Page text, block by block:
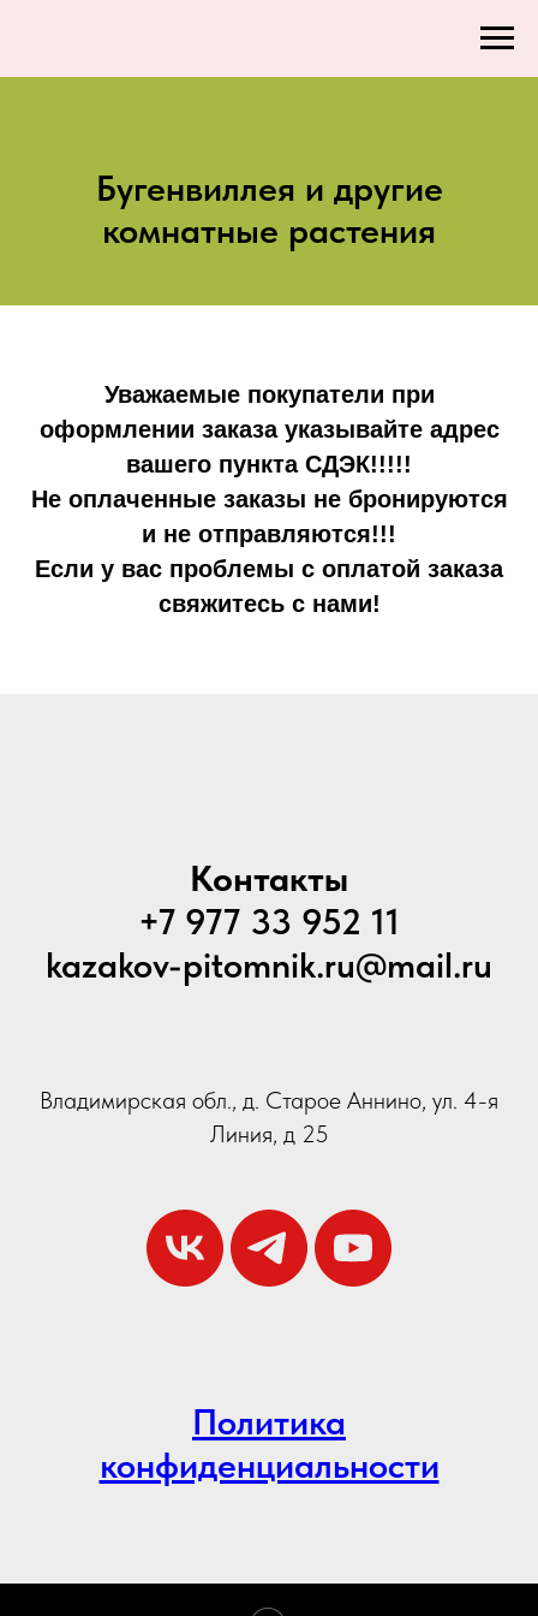
Бугенвиллея и другие
комнатные растения
Уважаемые покупатели при
оформлении заказа указывайте адрес
вашего пункта СДЭК!!!!!
Не оплаченные заказы не бронируются
и не отправляются!!!
Если у вас проблемы с оплатой заказа
свяжитесь с нами!
Контакты
+7 977 33 952 11
kazakov-pitomnik.ru@mail.ru
Владимирская обл., д. Старое Аннино, ул. 4-я
Линия, д 25
Политика
конфиденциальности